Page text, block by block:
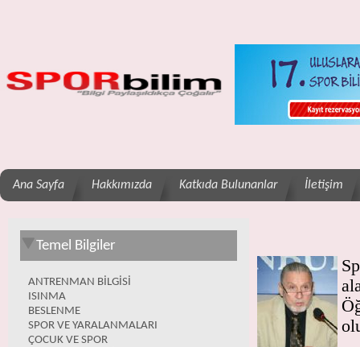
Ana Sayfa Hakkımızda Katkıda Bulunanlar İletişim
Temel Bilgiler
ANTRENMAN BİLGİSİ
ISINMA
BESLENME
SPOR VE YARALANMALARI
ÇOCUK VE SPOR